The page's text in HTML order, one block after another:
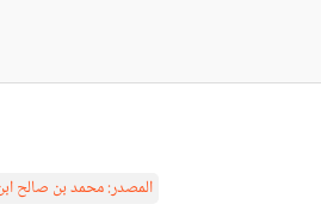
المصدر:محمد بن صالح